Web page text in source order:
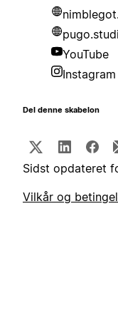
YouTube
Instagram
Del denne skabelon
Sidst opdateret
Vilkår og